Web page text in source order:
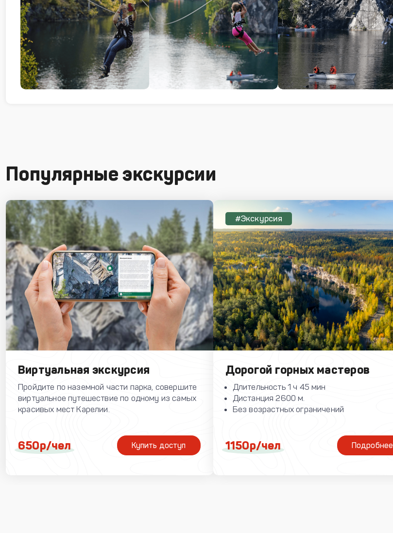
Популярные экскурсии
Виртуальная экскурсия
Пройдите по наземной части парка, совершите
виртуальное путешествие по одному из самых
красивых мест Карелии.
650р/чел Купить доступ
#Экскурсия
Дорогой горных мастеров
Длительность 1 ч 45 мин
Дистанция 2600 м.
Без возрастных ограничений
1150р/чел Подробнее